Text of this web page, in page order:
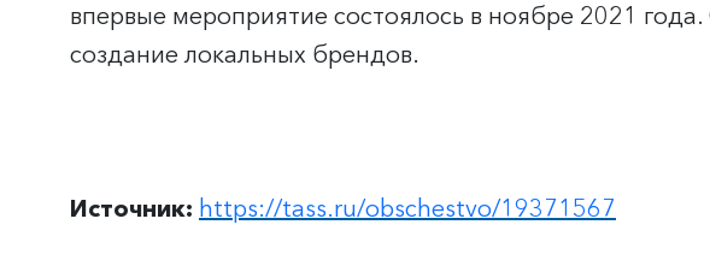
впервые мероприятие состоялось в ноябре 2021
создание локальных брендов.
Источник: https://tass.ru/obschestvo/19371567